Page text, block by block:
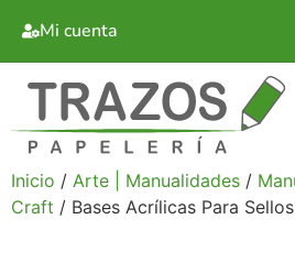
Mi cuenta
Inicio / Arte | Manualidades /
Craft / Bases Acrílicas Para